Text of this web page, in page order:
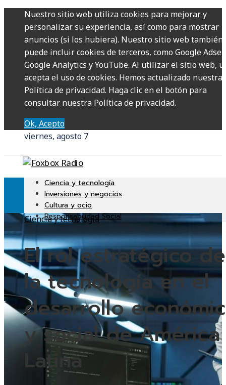
Nuestro sitio web utiliza cookies para mejorar y
personalizar su experiencia, así como para mostrar
anuncios (si los hubiera). Nuestro sitio web también
puede incluir cookies de terceros, como Google
Google Analytics y YouTube. Al utilizar el sitio web,
acepta el uso de cookies. Hemos actualizado nuestra
Política de privacidad. Haga clic en el botón para
consultar nuestra Política de privacidad.
Ok, Acepto
viernes, agosto 7
Ciencia y tecnología
Inversiones y negocios
Cultura y ocio
Responsabilidad Social
Ciencia y tecnología
El rol estratégico de
la tecnología en el
desarrollo
y social de América
Latina